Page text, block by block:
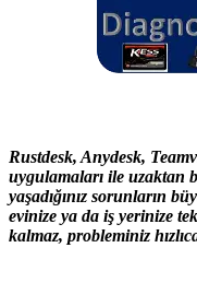
Rustdesk, Anydesk,
uygulamaları ile uzaktan
yaşadığınız sorunların
evinize ya da iş yerinize
kalmaz, probleminiz